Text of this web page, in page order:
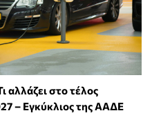
αλλάζει στο τέλος
– Εγκύκλιος της ΑΑΔΕ